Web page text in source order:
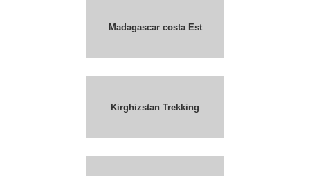
Madagascar costa Est
Kirghizstan Trekking